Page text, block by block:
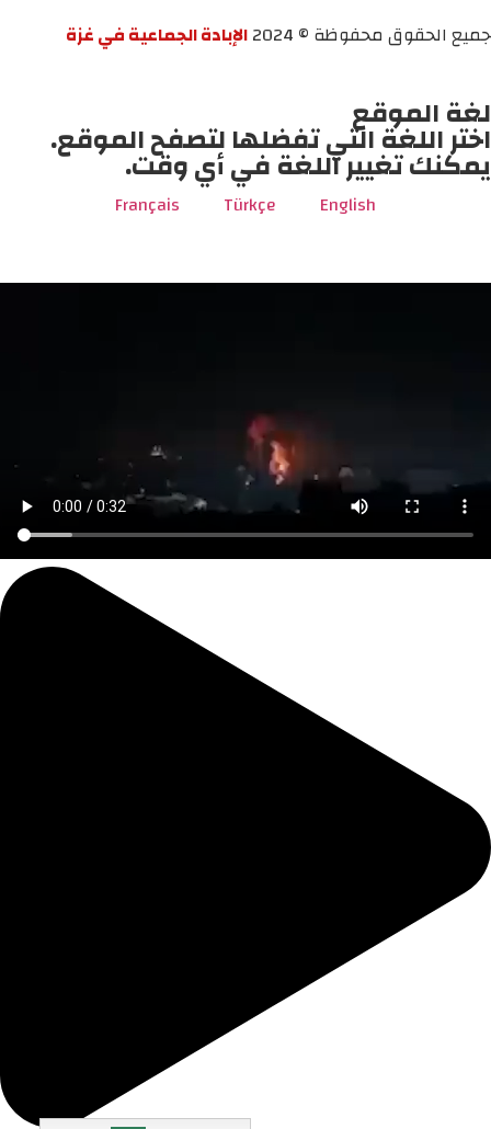
جميع الحقوق محفوظة © 2024
الإبادة الجماعية في غزة
لغة الموقع
اختر اللغة التي تفضلها لتصفح الموقع.
يمكنك تغيير اللغة في أي وقت.
English
Türkçe
Français